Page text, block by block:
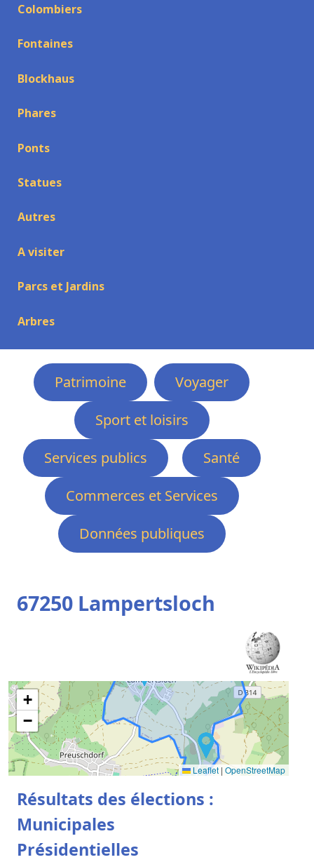
Colombiers
Fontaines
Blockhaus
Phares
Ponts
Statues
Autres
A visiter
Parcs et Jardins
Arbres
Patrimoine
Voyager
Sport et loisirs
Services publics
Santé
Commerces et Services
Données publiques
67250 Lampertsloch
+
−
Leaflet | OpenStreetMap
Résultats des élections :
Municipales
Présidentielles